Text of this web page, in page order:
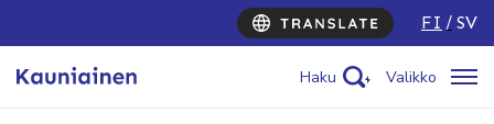
FI SV
Haku Valikko